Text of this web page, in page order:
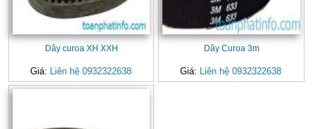
Dây curoa XH XXH
Giá: Liên hệ 0932322638
Dây Curoa 3m
Giá: Liên hệ 0932322638